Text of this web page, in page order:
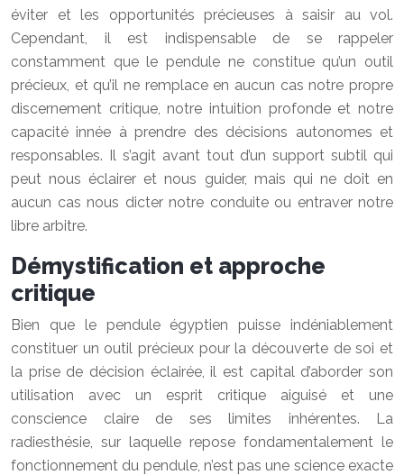
éviter et les opportunités précieuses à saisir au vol.
Cependant, il est indispensable de se rappeler
constamment que le pendule ne constitue qu’un outil
précieux, et qu’il ne remplace en aucun cas notre propre
discernement critique, notre intuition profonde et notre
capacité innée à prendre des décisions autonomes et
responsables. Il s’agit avant tout d’un support subtil qui
peut nous éclairer et nous guider, mais qui ne doit en
aucun cas nous dicter notre conduite ou entraver notre
libre arbitre.
Démystification et approche
critique
Bien que le pendule égyptien puisse indéniablement
constituer un outil précieux pour la découverte de soi et
la prise de décision éclairée, il est capital d’aborder son
utilisation avec un esprit critique aiguisé et une
conscience claire de ses limites inhérentes. La
radiesthésie, sur laquelle repose fondamentalement le
fonctionnement du pendule, n’est pas une science exacte